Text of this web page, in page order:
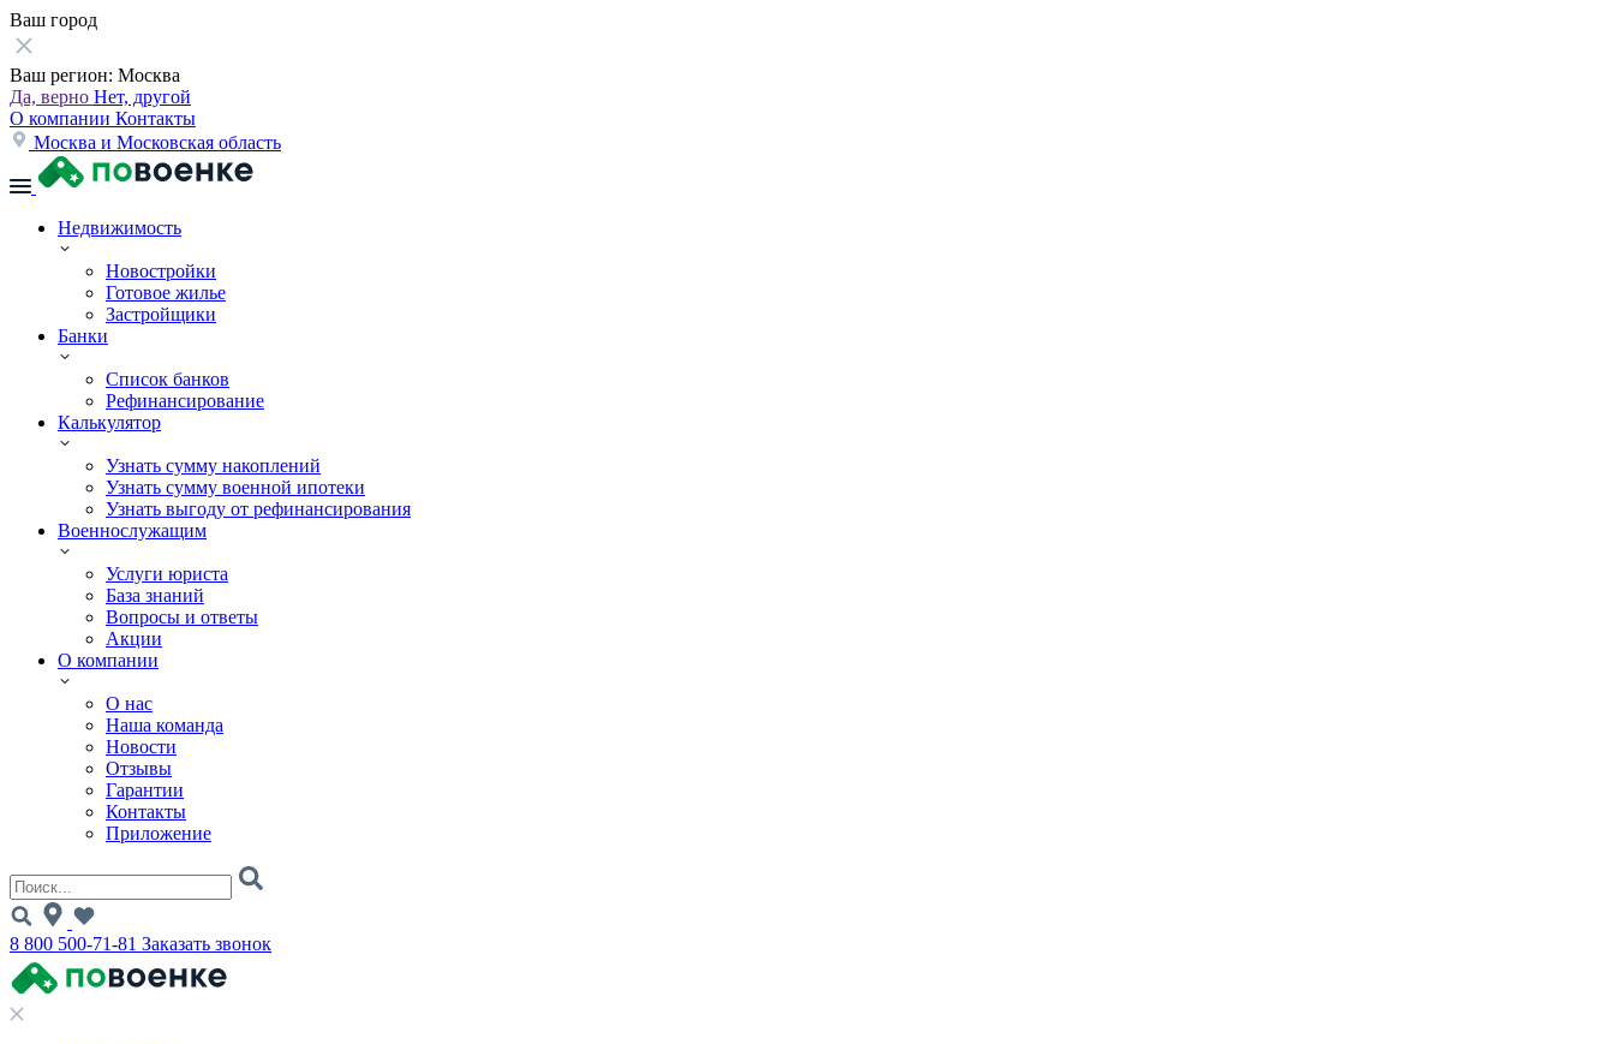
Ваш город
Ваш регион: Москва
Да, верно Нет, другой
О компании Контакты
Москва и Московская область
Недвижимость
Новостройки
Готовое жилье
Застройщики
Банки
Список банков
Рефинансирование
Калькулятор
Узнать сумму накоплений
Узнать сумму военной ипотеки
Узнать выгоду от рефинансирования
Военнослужащим
Услуги юриста
База знаний
Вопросы и ответы
Акции
О компании
О нас
Наша команда
Новости
Отзывы
Гарантии
Контакты
Приложение
8 800 500-71-81 Заказать звонок